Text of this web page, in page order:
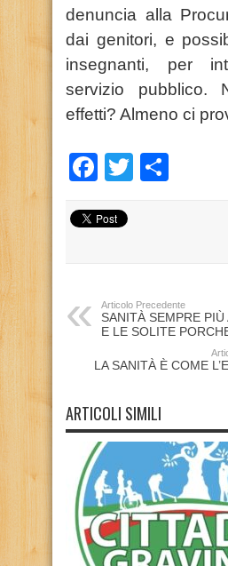
denuncia alla
dai genitori, e
insegnanti, per
servizio pubblico.
effetti? Almeno ci
Facebook
Twitter
Articolo Precedente
SANITÀ SEMPRE
E LE SOLITE
LA SANITÀ È COME
ARTICOLI SIMILI